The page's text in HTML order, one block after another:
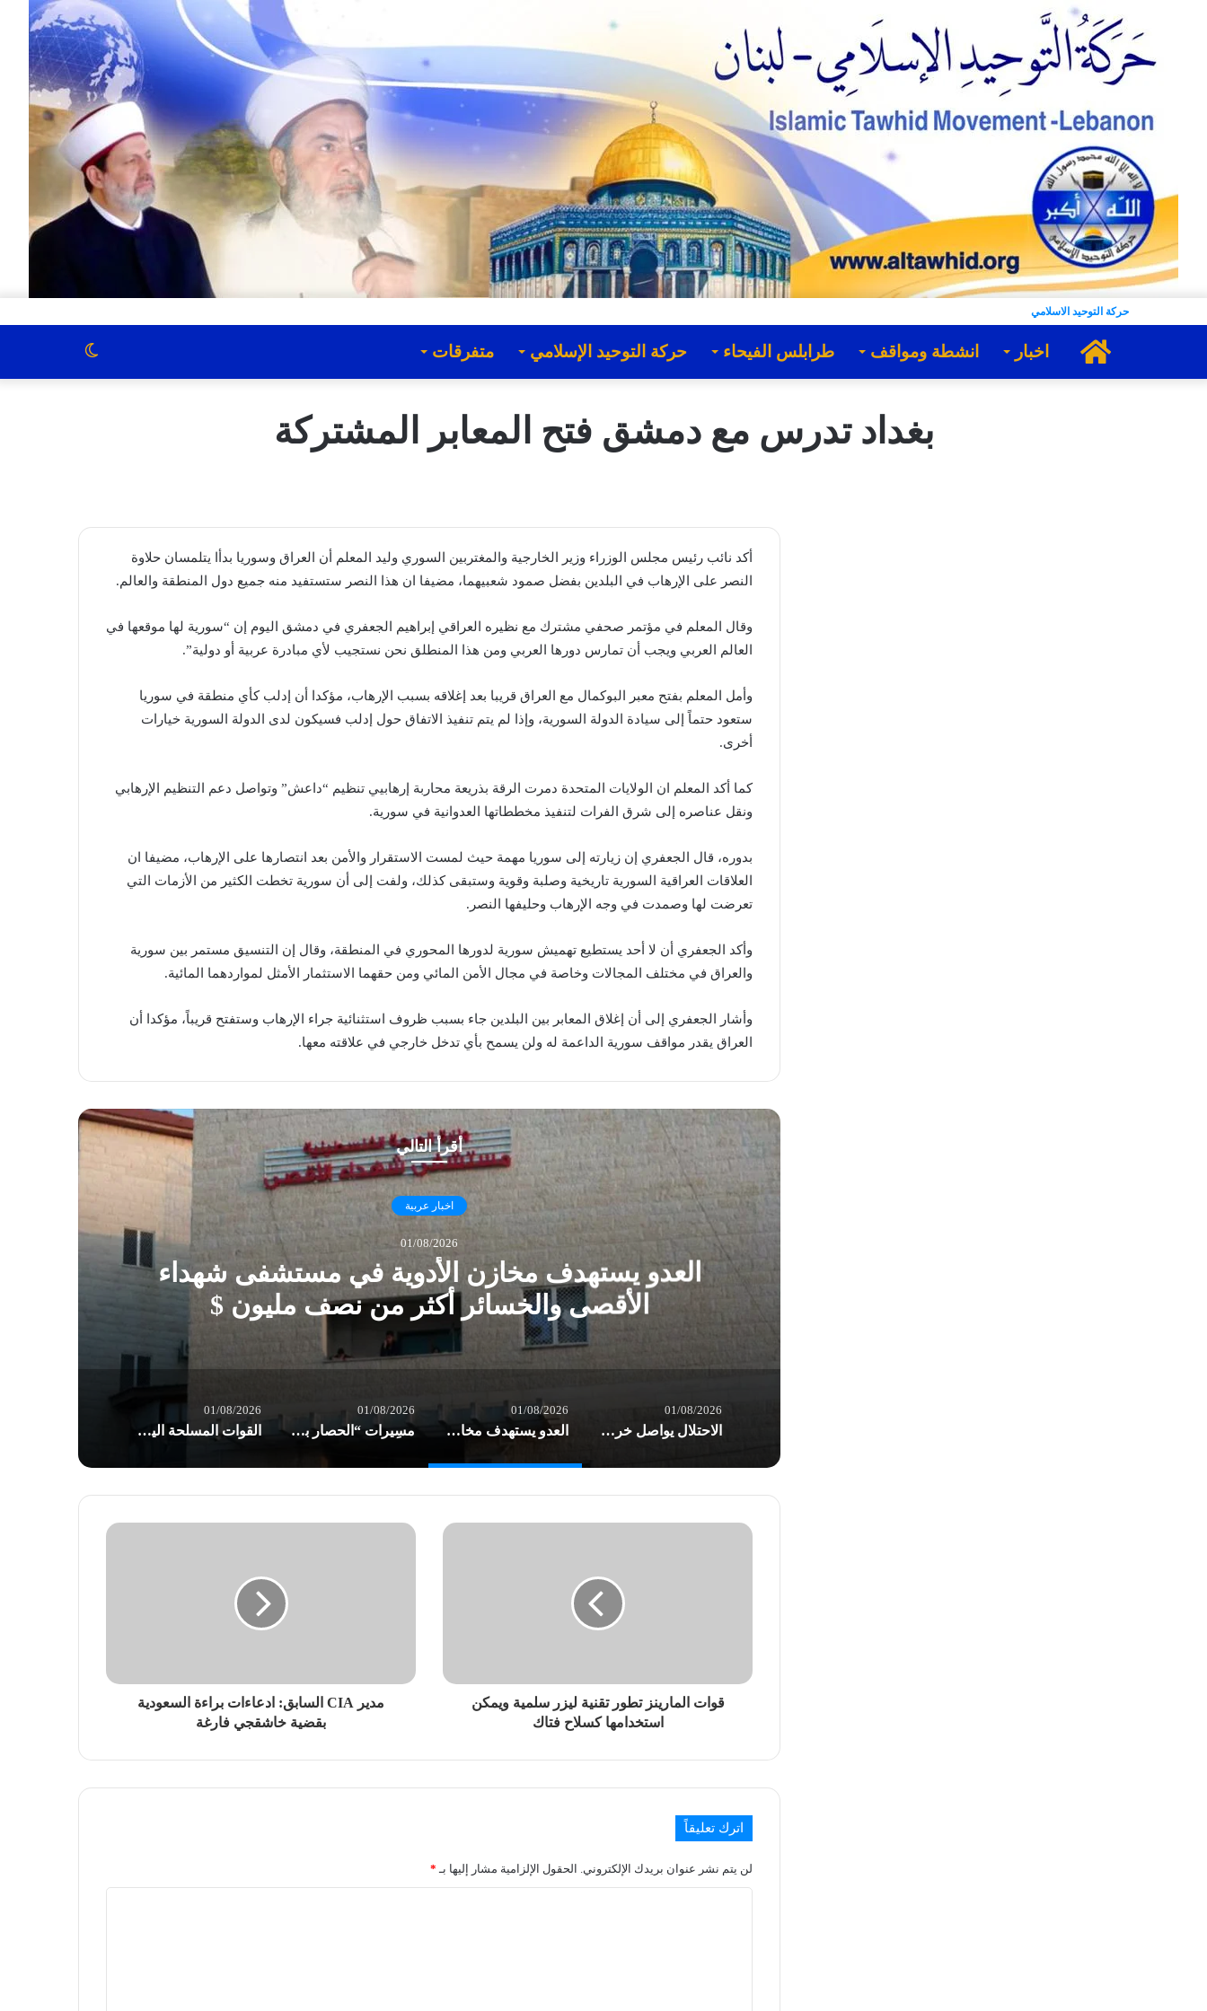
حركة التوحيد الاسلامي
الرئيسية
اخبار انشطة ومواقف طرابلس الفيحاء حركة التوحيد الإسلامي متفرقات
بغداد تدرس مع دمشق فتح المعابر المشتركة
أكد نائب رئيس مجلس الوزراء وزير الخارجية والمغتربين السوري وليد المعلم أن العراق وسوريا بدأا يتلمسان حلاوة
النصر على الإرهاب في البلدين بفضل صمود شعبيهما، مضيفا ان هذا النصر ستستفيد منه جميع دول المنطقة والعالم.
وقال المعلم في مؤتمر صحفي مشترك مع نظيره العراقي إبراهيم الجعفري في دمشق اليوم إن “سورية لها موقعها في
العالم العربي ويجب أن تمارس دورها العربي ومن هذا المنطلق نحن نستجيب لأي مبادرة عربية أو دولية”.
وأمل المعلم بفتح معبر البوكمال مع العراق قريبا بعد إغلاقه بسبب الإرهاب، مؤكدا أن إدلب كأي منطقة في سوريا
ستعود حتماً إلى سيادة الدولة السورية، وإذا لم يتم تنفيذ الاتفاق حول إدلب فسيكون لدى الدولة السورية خيارات
أخرى.
كما أكد المعلم ان الولايات المتحدة دمرت الرقة بذريعة محاربة إرهابيي تنظيم “داعش” وتواصل دعم التنظيم الإرهابي
ونقل عناصره إلى شرق الفرات لتنفيذ مخططاتها العدوانية في سورية.
بدوره، قال الجعفري إن زيارته إلى سوريا مهمة حيث لمست الاستقرار والأمن بعد انتصارها على الإرهاب، مضيفا ان
العلاقات العراقية السورية تاريخية وصلبة وقوية وستبقى كذلك، ولفت إلى أن سورية تخطت الكثير من الأزمات التي
تعرضت لها وصمدت في وجه الإرهاب وحليفها النصر.
وأكد الجعفري أن لا أحد يستطيع تهميش سورية لدورها المحوري في المنطقة، وقال إن التنسيق مستمر بين سورية
والعراق في مختلف المجالات وخاصة في مجال الأمن المائي ومن حقهما الاستثمار الأمثل لمواردهما المائية.
وأشار الجعفري إلى أن إغلاق المعابر بين البلدين جاء بسبب ظروف استثنائية جراء الإرهاب وستفتح قريباً، مؤكدا أن
العراق يقدر مواقف سورية الداعمة له ولن يسمح بأي تدخل خارجي في علاقته معها.
أقرأ التالي
اخبار عربية
01/08/2026
العدو يستهدف مخازن الأدوية في مستشفى شهداء
الأقصى والخسائر أكثر من نصف مليون $
01/08/2026
الاحتلال يواصل خرق الهدنة في غزة.. شهداء وعشرات الإصابات بغارات العدو
01/08/2026
العدو يستهدف مخازن الأدوية في مستشفى شهداء الأقصى والخسائر أكثر من نصف مليون $
01/08/2026
مسِيرات “الحصار بالحصار والتصعيد بالتصعيد” في صنعاء: مستعدون لأثمان المعركة
01/08/2026
القوات المسلحة اليمنية: إجبار 8 سفن نفطية للعدو السعودي على تغيير مسارها
قوات المارينز تطور تقنية ليزر سلمية ويمكن
استخدامها كسلاح فتاك
مدير CIA السابق: ادعاءات براءة السعودية
بقضية خاشقجي فارغة
اترك تعليقاً
لن يتم نشر عنوان بريدك الإلكتروني. الحقول الإلزامية مشار إليها بـ *